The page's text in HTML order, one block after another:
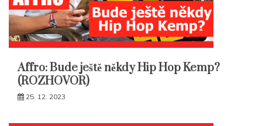
Affro: Bude ještě někdy Hip Hop Kemp?
(ROZHOVOR)
25. 12. 2023